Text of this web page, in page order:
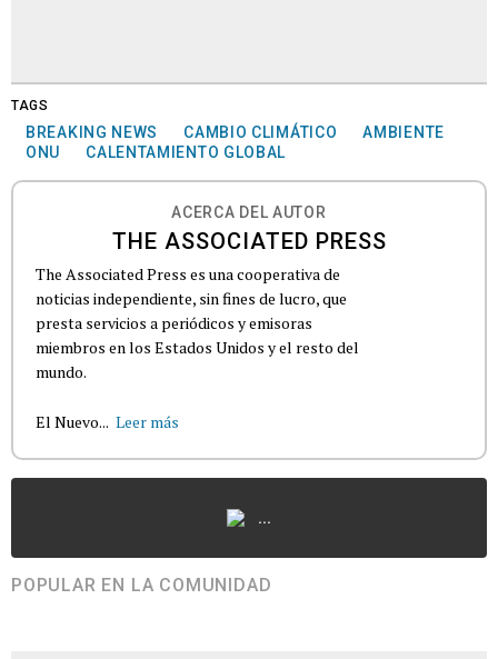
TAGS
BREAKING NEWS CAMBIO CLIMÁTICO
AMBIENTE
ONU
CALENTAMIENTO GLOBAL
ACERCA DEL AUTOR
THE ASSOCIATED PRESS
The Associated Press es una cooperativa de
noticias independiente, sin fines de lucro, que
presta servicios a periódicos y emisoras
miembros en los Estados Unidos y el resto del
mundo.
El Nuevo... Leer más
...
POPULAR EN LA COMUNIDAD